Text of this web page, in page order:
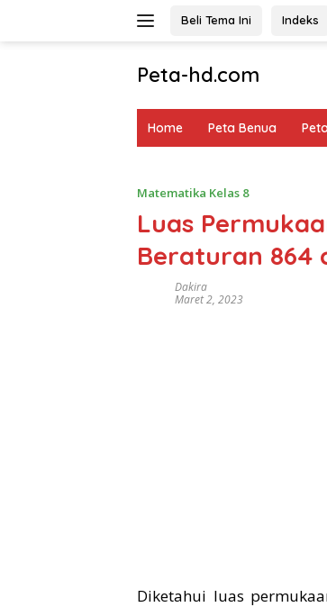
Beli Tema Ini Indeks
Peta-hd.com
Gambar
Home Peta Benua
Matematika Kelas 8
Luas
Beraturan 864
Dakira
Maret 2, 2023
Diketahui luas